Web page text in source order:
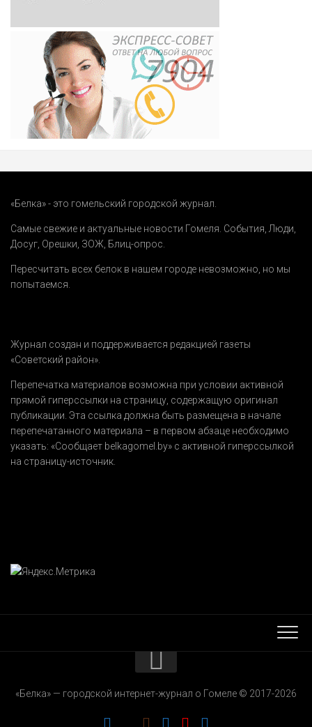
«Белка» - это гомельский городской журнал.
Самые свежие и актуальные новости Гомеля. События Люди
Досуг Орешки ЗОЖ Блиц-опрос
Пересчитать всех белок в нашем городе невозможно, но мы
попытаемся.
Журнал создан и поддерживается редакцией газеты
«Советский район».
Перепечатка материалов возможна при условии активной
прямой гиперссылки на страницу, содержащую оригинал
публикации. Эта ссылка должна быть размещена в начале
перепечатанного материала – в первом абзаце необходимо
указать: «Сообщает belkagomel.by» с активной гиперссылкой
на страницу-источник.
РЕКЛАМОДАТЕЛЯМ
«Белка» — городской интернет-журнал о Гомеле © 2017-2026